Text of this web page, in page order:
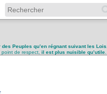
Peuples qu’en régnant suivant les Lois
point de respect, il est plus nuisible qu’utile